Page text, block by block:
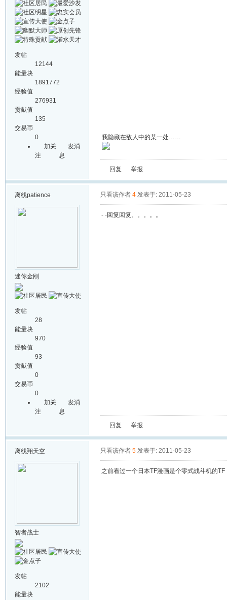
发帖
12144
能量块
1891772
经验值
276931
贡献值
135
交易币
0
加关
注
发消
息
我隐藏在敌人中的某一处……
回复 举报
离线patience
迷你金刚
发帖
28
能量块
970
经验值
93
贡献值
0
交易币
0
加关
注
发消
息
只看该作者 4 发表于: 2011-05-23
- -回复回复。。。。。
回复 举报
离线翔天空
智者战士
发帖
2102
能量块
只看该作者 5 发表于: 2011-05-23
之前看过一个日本TF漫画是个零式战斗机的